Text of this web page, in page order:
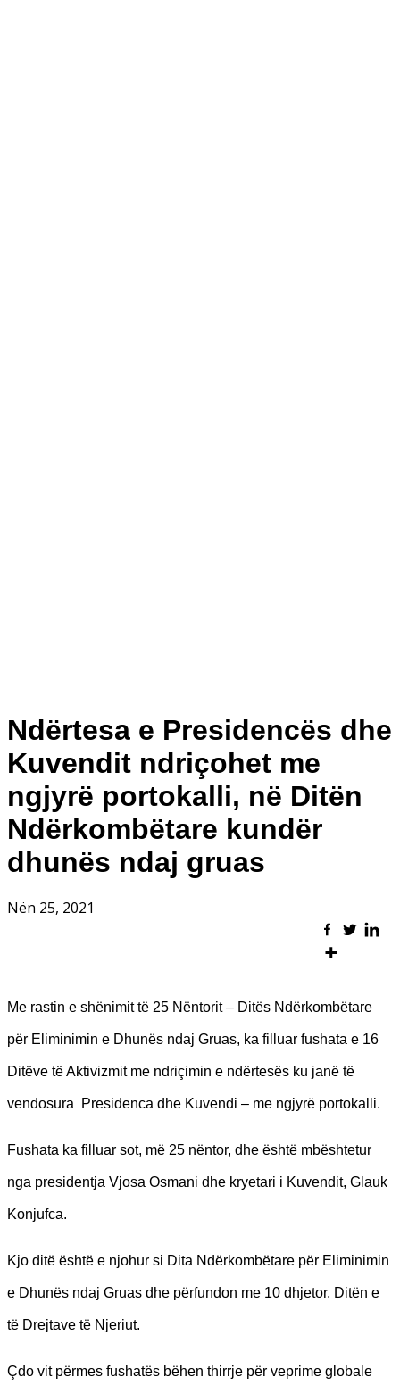
Ndërtesa e Presidencës dhe
Kuvendit ndriçohet me
ngjyrë portokalli, në Ditën
Ndërkombëtare kundër
dhunës ndaj gruas
Nën 25, 2021
Me rastin e shënimit të 25 Nëntorit – Ditës Ndërkombëtare
për Eliminimin e Dhunës ndaj Gruas, ka filluar fushata e 16
Ditëve të Aktivizmit me ndriçimin e ndërtesës ku janë të
vendosura Presidenca dhe Kuvendi – me ngjyrë portokalli.
Fushata ka filluar sot, më 25 nëntor, dhe është mbështetur
nga presidentja Vjosa Osmani dhe kryetari i Kuvendit, Glauk
Konjufca.
Kjo ditë është e njohur si Dita Ndërkombëtare për Eliminimin
e Dhunës ndaj Gruas dhe përfundon me 10 dhjetor, Ditën e
të Drejtave të Njeriut.
Çdo vit përmes fushatës bëhen thirrje për veprime globale